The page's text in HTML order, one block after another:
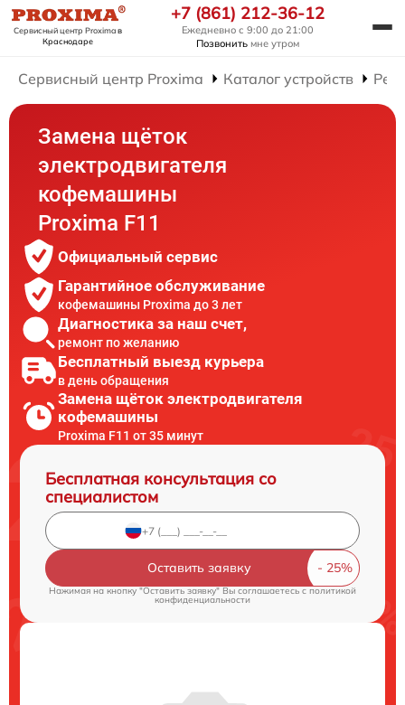
Сервисный центр Proximaв
Краснодаре
+7 (861) 212-36-12
Ежедневно с 9:00 до 21:00
Позвонить мне утром
Сервисный центр Proxima Каталог устройств
Замена щёток
электродвигателя
кофемашины
Proxima F11
Официальный сервис
Гарантийное обслуживание
кофемашины Proxima до 3 лет
Диагностика за наш счет,
ремонт по желанию
Бесплатный выезд курьера
в день обращения
Замена щёток электродвигателя
кофемашины
Proxima F11 от 35 минут
Бесплатная консультация со
специалистом
Оставить заявку
Нажимая на кнопку "Оставить заявку" Вы соглашаетесь cполитикой
конфиденциальности